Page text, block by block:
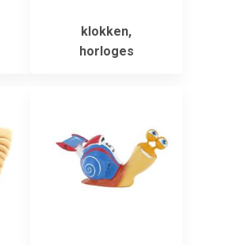
klokken,
horloges